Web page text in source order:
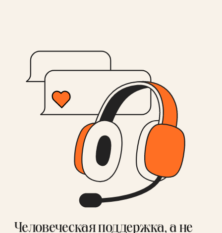
Человеческая поддержка, а не